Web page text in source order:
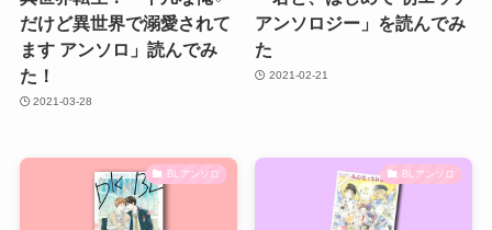
だけど異世界で溺愛されて
ます アンソロ」読んでみ
た！
2021-03-28
アンソロジー」を読んでみ
た
2021-02-21
BLアンソロ BLアンソロ